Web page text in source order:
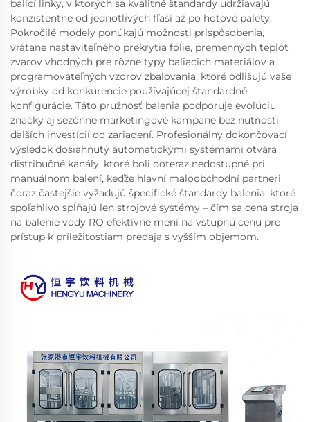
balicí linky, v ktorých sa kvalitné štandardy udržiavajú
konzistentne od jednotlivých fľaší až po hotové palety.
Pokročilé modely ponúkajú možnosti prispôsobenia,
vrátane nastaviteľného prekrytia fólie, premenných teplôt
zvarov vhodných pre rôzne typy baliacich materiálov a
programovateľných vzorov zbalovania, ktoré odlišujú vaše
výrobky od konkurencie používajúcej štandardné
konfigurácie. Táto pružnosť balenia podporuje evolúciu
značky aj sezónne marketingové kampane bez nutnosti
ďalších investícií do zariadení. Profesionálny dokončovací
výsledok dosiahnutý automatickými systémami otvára
distribučné kanály, ktoré boli doteraz nedostupné pri
manuálnom balení, keďže hlavní maloobchodní partneri
čoraz častejšie vyžadujú špecifické štandardy balenia, ktoré
spoľahlivo spĺňajú len strojové systémy – čím sa cena stroja
na balenie vody RO efektívne mení na vstupnú cenu pre
prístup k príležitostiam predaja s vyšším objemom.